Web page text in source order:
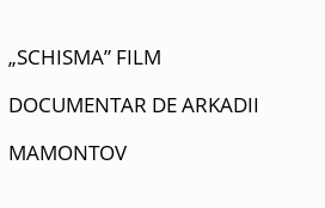
„SCHISMA” FILM
DOCUMENTAR DE ARKADII
MAMONTOV